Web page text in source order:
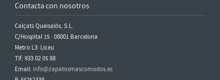
Contacta con nosotros
Calçats Queisalós, S.L.
C/Hospital 15 · 08001 Barcelona
Metro L3: Liceu
Tlf: 933 02 05 88
Email: info@zapatosmascomodos.es